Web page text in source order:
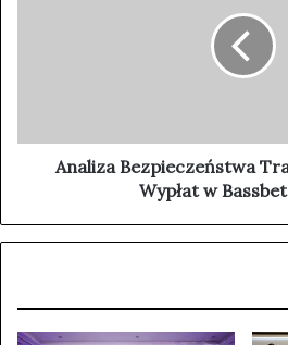
Analiza Bezpieczeństwa
Wypłat w